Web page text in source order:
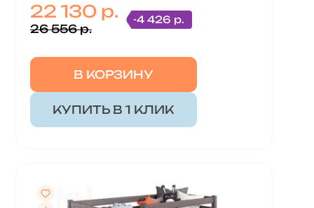
22 130 р.
26 556 р.
-4 426 р.
В КОРЗИНУ
КУПИТЬ В 1 КЛИК